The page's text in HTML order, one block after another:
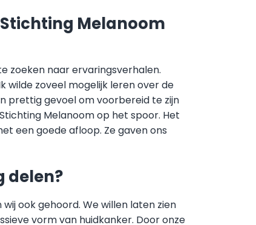
Melanoom
zoeken naar ervaringsverhalen.
wilde zoveel mogelijk leren over de
prettig gevoel om voorbereid te zijn
Melanoom op het spoor. Het
een goede afloop. Ze gaven ons
delen?
ook gehoord. We willen laten zien
vorm van huidkanker. Door onze